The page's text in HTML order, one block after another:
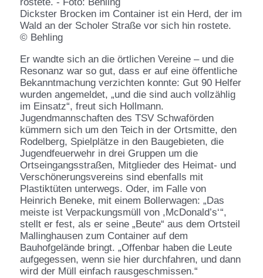
Dickster Brocken im Container ist ein Herd, der im
Wald an der Scholer Straße vor sich hin rostete.
© Behling
Er wandte sich an die örtlichen Vereine – und die
Resonanz war so gut, dass er auf eine öffentliche
Bekanntmachung verzichten konnte: Gut 90 Helfer
wurden angemeldet, „und die sind auch vollzählig
im Einsatz“, freut sich Hollmann.
Jugendmannschaften des TSV Schwaförden
kümmern sich um den Teich in der Ortsmitte, den
Rodelberg, Spielplätze in den Baugebieten, die
Jugendfeuerwehr in drei Gruppen um die
Ortseingangsstraßen, Mitglieder des Heimat- und
Verschönerungsvereins sind ebenfalls mit
Plastiktüten unterwegs. Oder, im Falle von
Heinrich Beneke, mit einem Bollerwagen: „Das
meiste ist Verpackungsmüll von ,McDonald’s‘ “,
stellt er fest, als er seine „Beute“ aus dem Ortsteil
Mallinghausen zum Container auf dem
Bauhofgelände bringt. „Offenbar haben die Leute
aufgegessen, wenn sie hier durchfahren, und dann
wird der Müll einfach rausgeschmissen.“